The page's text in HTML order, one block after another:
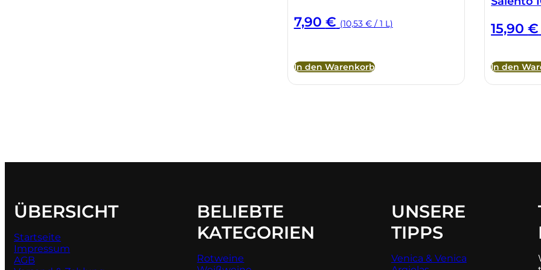
7,90 € (10,53 € / 1 L)
In den Warenkorb
15,90€
In den
ÜBERSICHT
Startseite
Impressum
AGB
BELIEBTE
KATEGORIEN
Rotweine
UNSERE
TIPPS
Venica & Venica